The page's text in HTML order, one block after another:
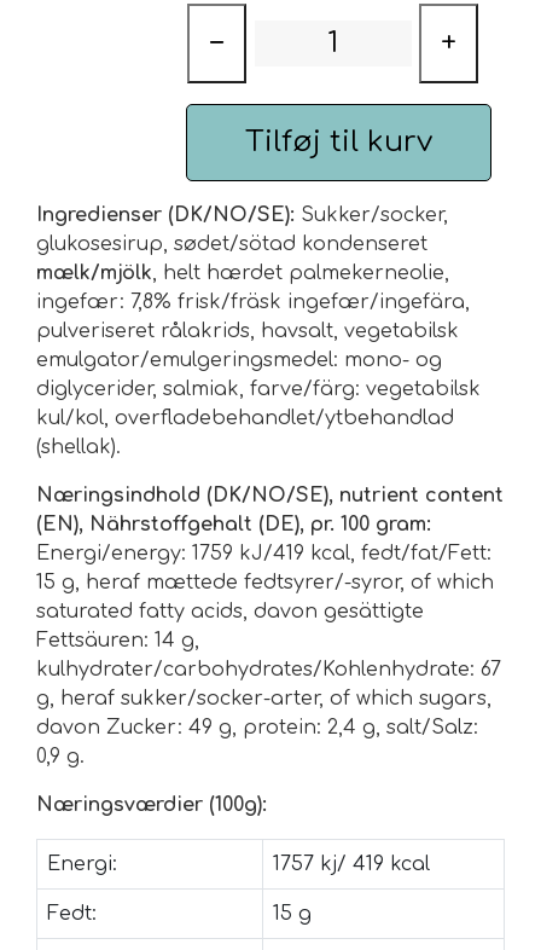
Urte & Frugt teer
− +
Tilføj til kurv
Ingredienser (DK/NO/SE): Sukker/socker,
glukosesirup, sødet/sötad kondenseret
mælk/mjölk, helt hærdet palmekerneolie,
ingefær: 7,8% frisk/fräsk ingefær/ingefära,
pulveriseret rålakrids, havsalt, vegetabilsk
emulgator/emulgeringsmedel: mono- og
diglycerider, salmiak, farve/färg: vegetabilsk
kul/kol, overfladebehandlet/ytbehandlad
(shellak).
Næringsindhold (DK/NO/SE), nutrient content
(EN), Nährstoffgehalt (DE), pr. 100 gram:
Energi/energy: 1759 kJ/419 kcal, fedt/fat/Fett:
15 g, heraf mættede fedtsyrer/-syror, of which
saturated fatty acids, davon gesättigte
Fettsäuren: 14 g,
kulhydrater/carbohydrates/Kohlenhydrate: 67
g, heraf sukker/socker-arter, of which sugars,
davon Zucker: 49 g, protein: 2,4 g, salt/Salz:
0,9 g.
Næringsværdier (100g):
Energi: 1757 kj/ 419 kcal
Fedt: 15 g